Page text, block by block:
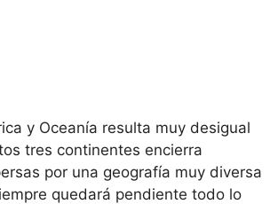
y Oceanía resulta muy desigual
tres continentes encierra
por una geografía muy diversa
quedará pendiente todo lo